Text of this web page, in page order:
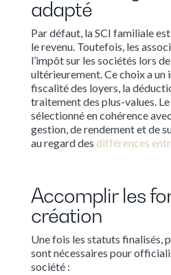
adapté
Par défaut, la SCI familiale
le revenu. Toutefois, les
l’impôt sur les sociétés lors
ultérieurement. Ce choix a
fiscalité des loyers, la
traitement des plus-values.
sélectionné en cohérence
gestion, de rendement et de
au regard des différences
Accomplir les
création
Une fois les statuts finalisés,
sont nécessaires pour
société :